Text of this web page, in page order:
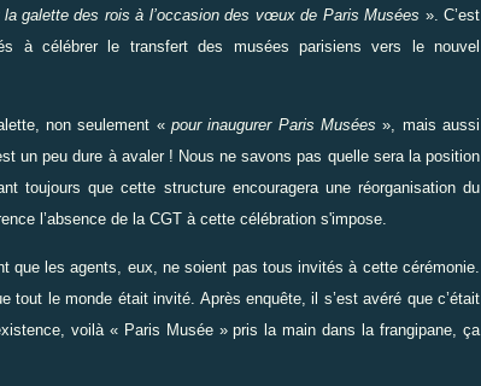
galette des rois à l’occasion des vœux de Paris Musées ». C’est
à célébrer le transfert des musées parisiens vers le nouvel
non seulement « pour inaugurer Paris Musées », mais aussi
un peu dure à avaler ! Nous ne savons pas quelle sera la position
toujours que cette structure encouragera une réorganisation du
l’absence de la CGT à cette célébration s'impose.
que les agents, eux, ne soient pas tous invités à cette cérémonie.
tout le monde était invité. Après enquête, il s’est avéré que c’était
voilà « Paris Musée » pris la main dans la frangipane, ça